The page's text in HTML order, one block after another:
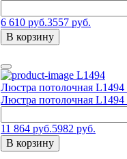
6 610 руб.3557 руб.
В корзину
L1494
Люстра потолочная
Люстра потолочная
11 864 руб.5982 руб.
В корзину